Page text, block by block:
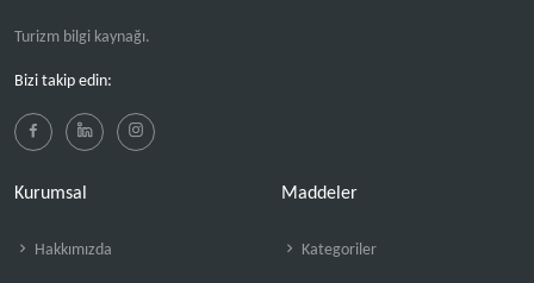
Turizm bilgi kaynağı.
Bizi takip edin:
Kurumsal
Hakkımızda
Maddeler
Kategoriler